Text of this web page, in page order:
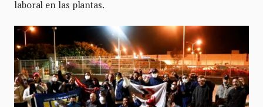
laboral en las plantas.